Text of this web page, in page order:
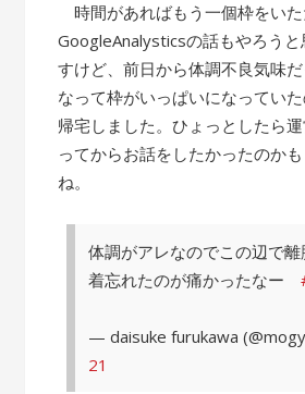
時間があればもう一個枠をいた
GoogleAnalysticsの話もやろう
すけど、前日から体調不良気味
なって枠がいっぱいになってい
帰宅しました。ひょっとしたら
ってからお話をしたかったのか
ね。
体調がアレなのでこの辺で
着忘れたのが痛かったなー
— daisuke furukawa
21